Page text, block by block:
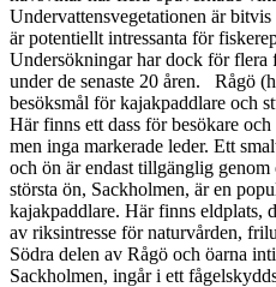
Undervattensvegetationen är
är potentiellt intressanta för
Undersökningar har dock för flera
under de senaste 20 åren. Rågö
besöksmål för kajakpaddlare och
Här finns ett dass för besökare
men inga markerade leder. Ett
och ön är endast tillgänglig
största ön, Sackholmen, är en
kajakpaddlare. Här finns eldplats,
av riksintresse för naturvården,
Södra delen av Rågö och öarna
Sackholmen, ingår i ett